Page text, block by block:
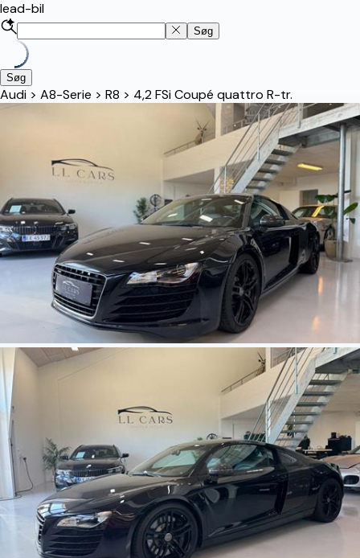
lead-bil
Søg
Søg
Audi > A8-Serie > R8 > 4,2 FSi Coupé quattro R-tr.